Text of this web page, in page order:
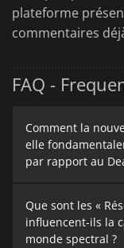
plateforme
commentaires
FAQ -
Comment la
elle
par rapport au
Que sont les «
influencent-ils la
monde spectral ?